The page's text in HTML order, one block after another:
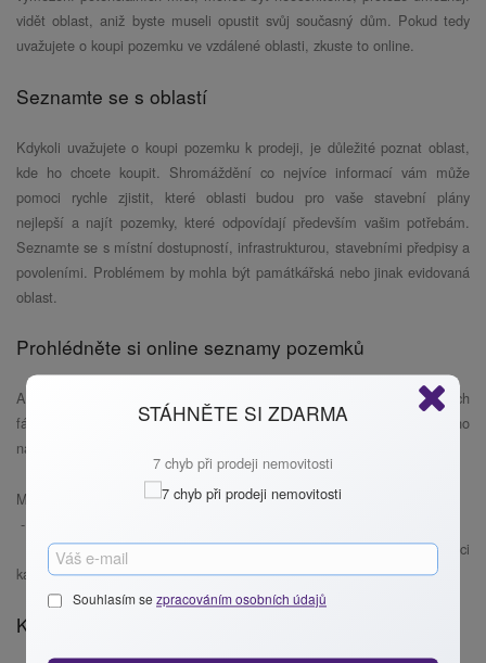
vidět oblast, aniž byste museli opustit svůj současný dům. Pokud tedy
uvažujete o koupi pozemku ve vzdálené oblasti, zkuste to online.
Seznamte se s oblastí
Kdykoli uvažujete o koupi pozemku k prodeji, je důležité poznat oblast,
kde ho chcete koupit. Shromáždění co nejvíce informací vám může
pomoci rychle zjistit, které oblasti budou pro vaše stavební plány
nejlepší a najít pozemky, které odpovídají především vašim potřebám.
Seznamte se s místní dostupností, infrastrukturou, stavebními předpisy a
povoleními. Problémem by mohla být památkářská nebo jinak evidovaná
oblast.
Prohlédněte si online seznamy pozemků
Ať už víte, kde chcete pozemek koupit, nebo jste stále v počátečních
fázích plánování, online výpisy pozemků vám pomohou rychle a snadno
najít pozemky v té nejlepší části.
Máte několik možností:
- Portály, které prodávají nemovitost a pozemky.
- Vyhlídnutý pozemek můžete podle mapy dohledat v evidenci
katastrálního úřadu.
Konzultujte s místními
STÁHNĚTE SI ZDARMA
7 chyb při prodeji nemovitosti
Souhlasím se zpracováním osobních údajů